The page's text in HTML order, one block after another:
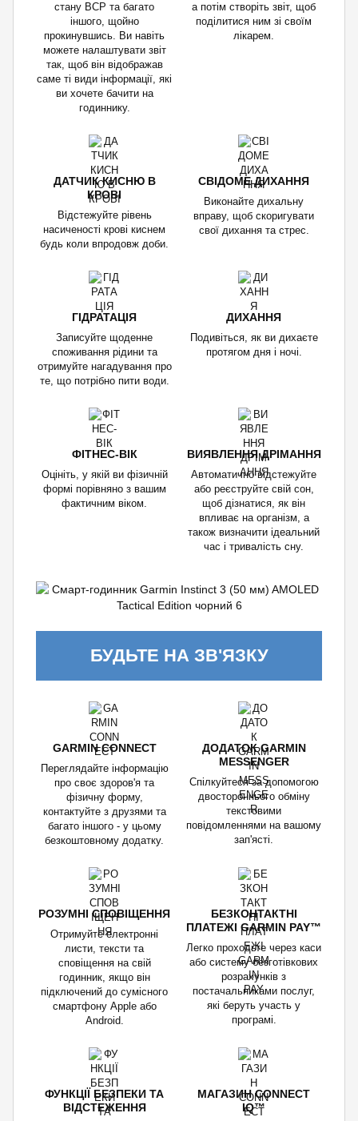
стану ВСР та багато
іншого, щойно
прокинувшись. Ви навіть
можете налаштувати звіт
так, щоб він відображав
саме ті види інформації, які
ви хочете бачити на
годиннику.
а потім створіть звіт, щоб
поділитися ним зі своїм
лікарем.
ДАТЧИК КИСНЮ В
КРОВІ
Відстежуйте рівень
насиченості крові киснем
будь коли впродовж доби.
СВІДОМЕ ДИХАННЯ
Виконайте дихальну
вправу, щоб скоригувати
свої дихання та стрес.
ГІДРАТАЦІЯ
Записуйте щоденне
споживання рідини та
отримуйте нагадування про
те, що потрібно пити води.
ДИХАННЯ
Подивіться, як ви дихаєте
протягом дня і ночі.
ФІТНЕС-ВІК
Оцініть, у якій ви фізичній
формі порівняно з вашим
фактичним віком.
ВИЯВЛЕННЯ ДРІМАННЯ
Автоматично відстежуйте
або реєструйте свій сон,
щоб дізнатися, як він
впливає на організм, а
також визначити ідеальний
час і тривалість сну.
БУДЬТЕ НА ЗВ'ЯЗКУ
GARMIN CONNECT
Переглядайте інформацію
про своє здоров'я та
фізичну форму,
контактуйте з друзями та
багато іншого - у цьому
безкоштовному додатку.
ДОДАТОК GARMIN
MESSENGER
Спілкуйтеся за допомогою
двостороннього обміну
текстовими
повідомленнями на вашому
зап'ясті.
РОЗУМНІ СПОВІЩЕННЯ
Отримуйте електронні
листи, тексти та
сповіщення на свій
годинник, якщо він
підключений до сумісного
смартфону Apple або
Android.
БЕЗКОНТАКТНІ
ПЛАТЕЖІ GARMIN PAY™
Легко проходьте через каси
або систему безготівкових
розрахунків з
постачальниками послуг,
які беруть участь у
програмі.
ФУНКЦІЇ БЕЗПЕКИ ТА
ВІДСТЕЖЕННЯ
МАГАЗИН CONNECT
IQ™